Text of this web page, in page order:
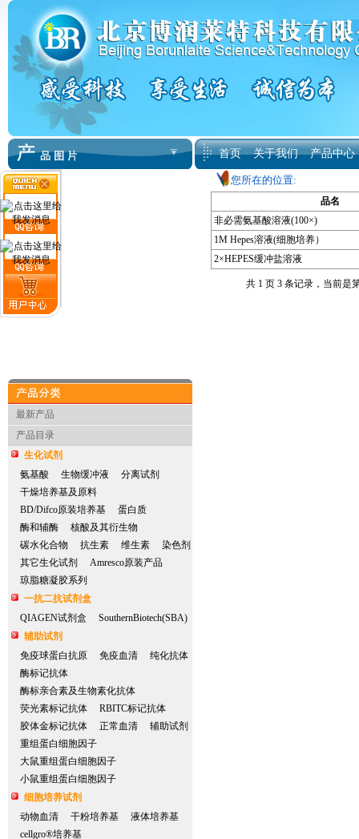
首页 关于我们 产品中心
产品分类
最新产品
产品目录
生化试剂
氨基酸
生物缓冲液
分离试剂
干燥培养基及原料
BD/Difco原装培养基
蛋白质
酶和辅酶
核酸及其衍生物
碳水化合物
抗生素 维生素
染色剂
其它生化试剂
Amresco原装产品
琼脂糖凝胶系列
一抗二抗试剂盒
QIAGEN试剂盒
SouthernBiotech(SBA)
辅助试剂
免疫球蛋白抗原
免疫血清
纯化抗体
酶标记抗体
酶标亲合素及生物素化抗体
荧光素标记抗体
RBITC标记抗体
胶体金标记抗体
正常血清
辅助试剂
重组蛋白细胞因子
大鼠重组蛋白细胞因子
小鼠重组蛋白细胞因子
细胞培养试剂
动物血清
干粉培养基
液体培养基
cellgro®培养基
您所在的位置:
品名
非必需氨基酸溶液(100×)
1M Hepes溶液(细胞培养）
2×HEPES缓冲盐溶液
共 1 页 3 条记录，当前是